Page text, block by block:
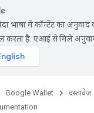
भाषा में कॉन्टेंट का
करता है. एआई से मिले
Google Wallet
दस्तावेज़